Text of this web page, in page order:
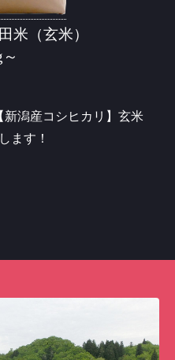
米（玄米）
新潟産コシヒカリ】玄米
ます！